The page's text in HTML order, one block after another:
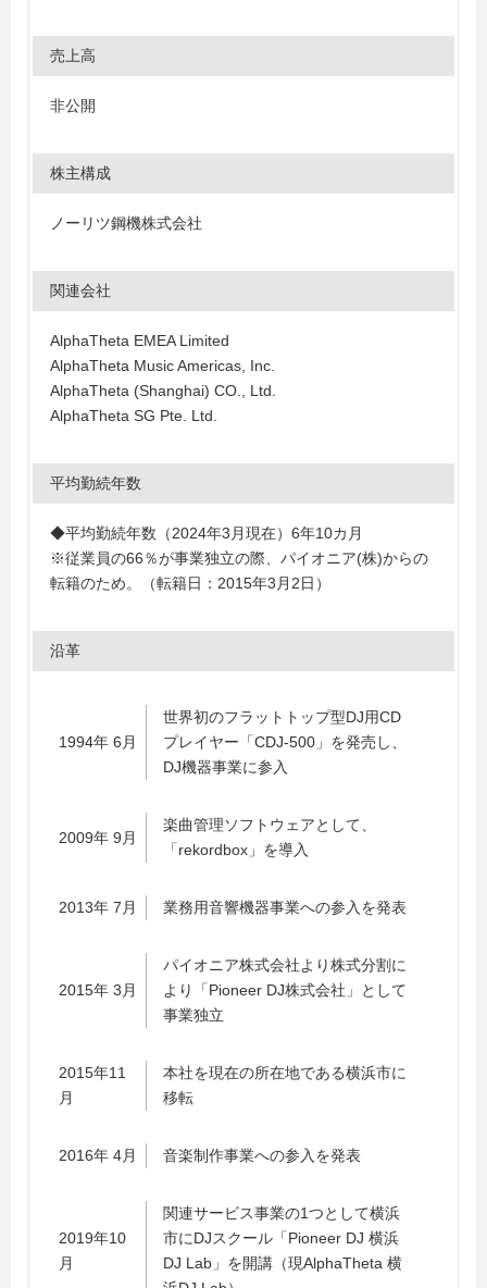
売上高
非公開
株主構成
ノーリツ鋼機株式会社
関連会社
AlphaTheta EMEA Limited
AlphaTheta Music Americas, Inc.
AlphaTheta (Shanghai) CO., Ltd.
AlphaTheta SG Pte. Ltd.
平均勤続年数
◆平均勤続年数（2024年3月現在）6年10カ月
※従業員の66％が事業独立の際、パイオニア(株)からの
転籍のため。（転籍日：2015年3月2日）
沿革
1994年 6月
世界初のフラットトップ型DJ用CD
プレイヤー「CDJ-500」を発売し、
DJ機器事業に参入
2009年 9月
楽曲管理ソフトウェアとして、
「rekordbox」を導入
2013年 7月 業務用音響機器事業への参入を発表
2015年 3月
パイオニア株式会社より株式分割に
より「Pioneer DJ株式会社」として
事業独立
2015年11
月
本社を現在の所在地である横浜市に
移転
2016年 4月 音楽制作事業への参入を発表
2019年10
月
関連サービス事業の1つとして横浜
市にDJスクール「Pioneer DJ 横浜
DJ Lab」を開講（現AlphaTheta 横